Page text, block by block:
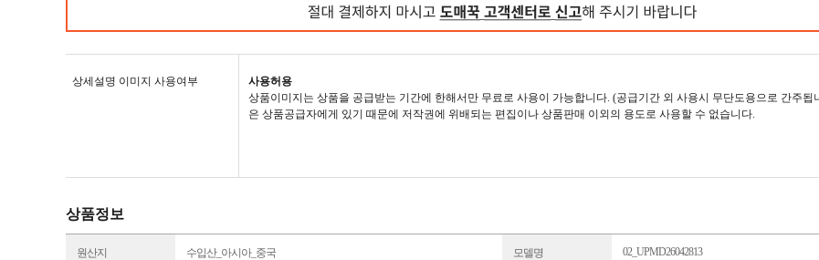
상세설명 이미지 사용여부
사용허용
상품이미지는 상품을 공급받는 기간에 한해서만 무료로 사용이 가능합니다. (공급기간 외 사용시 무단도용으로 간주됩
은 상품공급자에게 있기 때문에 저작권에 위배되는 편집이나 상품판매 이외의 용도로 사용할 수 없습니다.
상품정보
원산지 수입산_아시아_중국 모델명 02_UPMD26042813